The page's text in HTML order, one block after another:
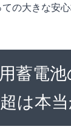
の大きな安心
蓄電
は本当